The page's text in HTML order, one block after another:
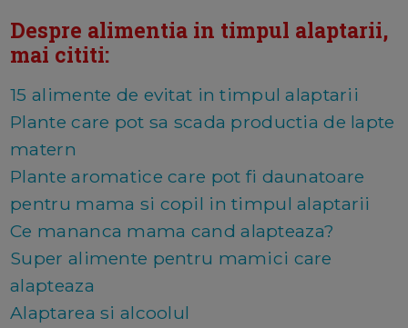
Despre alimentia in timpul alaptarii,
mai cititi:
15 alimente de evitat in timpul alaptarii
Plante care pot sa scada productia de lapte
matern
Plante aromatice care pot fi daunatoare
pentru mama si copil in timpul alaptarii
Ce mananca mama cand alapteaza?
Super alimente pentru mamici care
alapteaza
Alaptarea si alcoolul